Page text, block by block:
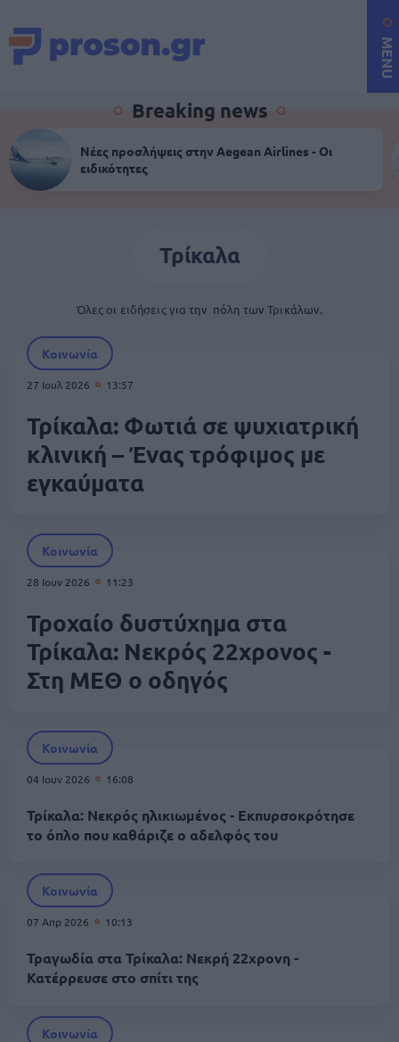
MENU
Breaking news
Νέες προσλήψεις στην Aegean Airlines - Οι
ειδικότητες
Τρίκαλα
Όλες οι ειδήσεις για την πόλη των Τρικάλων.
Κοινωνία
27 Ιουλ 2026 13:57
Τρίκαλα: Φωτιά σε ψυχιατρική
κλινική – Ένας τρόφιμος με
εγκαύματα
Κοινωνία
28 Ιουν 2026 11:23
Τροχαίο δυστύχημα στα
Τρίκαλα: Νεκρός 22χρονος -
Στη ΜΕΘ ο οδηγός
Κοινωνία
04 Ιουν 2026 16:08
Τρίκαλα: Νεκρός ηλικιωμένος - Εκπυρσοκρότησε
το όπλο που καθάριζε ο αδελφός του
Κοινωνία
07 Απρ 2026 10:13
Τραγωδία στα Τρίκαλα: Νεκρή 22χρονη -
Κατέρρευσε στο σπίτι της
Κοινωνία